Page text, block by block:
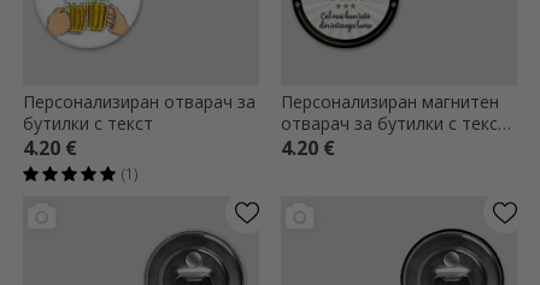
Персонализиран отварач за
бутилки с текст
4.20 €
(1)
Персонализиран магнитен
отварач за бутилки с текст
- Най-добрият
4.20 €